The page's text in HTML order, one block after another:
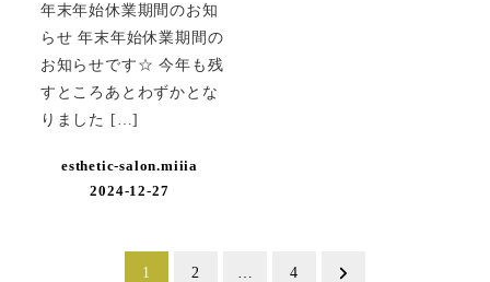
年末年始休業期間のお知
らせ 年末年始休業期間の
お知らせです☆ 今年も残
すところあとわずかとな
りました […]
esthetic-salon.miiia
2024-12-27
1 2 … 4